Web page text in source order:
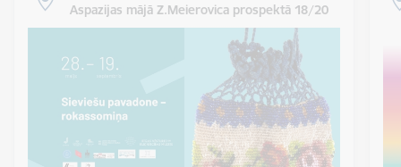
Aspazijas mājā Z.Meierovica prospektā 18/20